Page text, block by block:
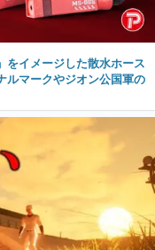
をイメージした散水ホース
ルマークやジオン公国軍の